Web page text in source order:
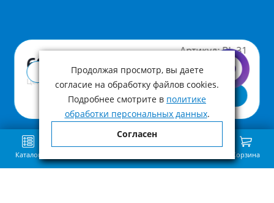
Артикул: BL-31
690 ₽
Цена с учетом НДС
В корзину
Купить в 1 клик
Каталог Корзина
Продолжая просмотр, вы даете
согласие на обработку файлов cookies.
Подробнее смотрите в политике
обработки персональных данных.
Согласен